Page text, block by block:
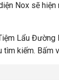
Nox sẽ
Lẩu Đường
kiếm. Bấm